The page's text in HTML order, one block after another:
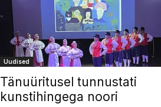
Uudised
Tänuüritusel tunnustati
kunstihingega noori